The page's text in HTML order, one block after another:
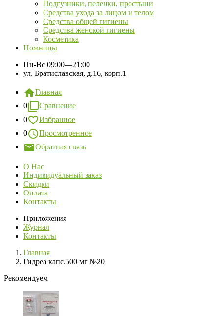
Подгузники, пеленки, простыни
Средства ухода за лицом и телом
Средства общей гигиены
Средства женской гигиены
Косметика
Ножницы
Пн-Вс 09:00—21:00
ул. Братиславская, д.16, корп.1
Главная
0
Сравнение
0
Избранное
0
Просмотренное
Обратная связь
О Нас
Индивидуальный заказ
Скидки
Оплата
Контакты
Приложения
Журнал
Контакты
Главная
Гидреа капс.500 мг №20
Рекомендуем